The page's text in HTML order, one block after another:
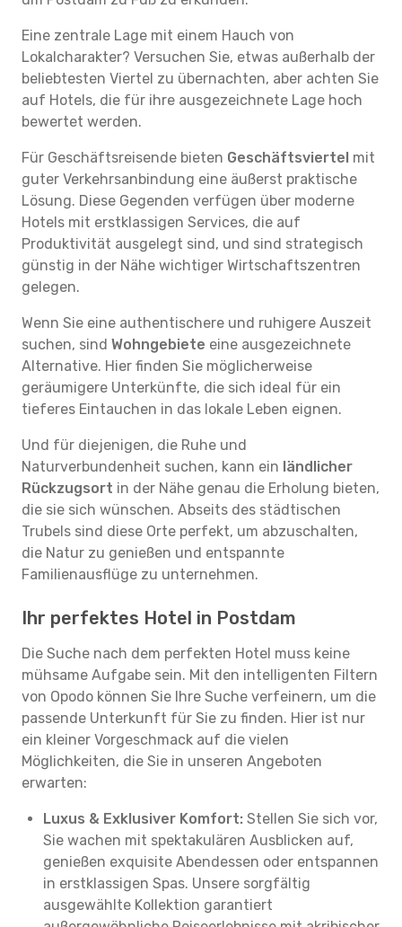
Eine zentrale Lage mit einem Hauch von
Lokalcharakter? Versuchen Sie, etwas außerhalb der
beliebtesten Viertel zu übernachten, aber achten Sie
auf Hotels, die für ihre ausgezeichnete Lage hoch
bewertet werden.
Für Geschäftsreisende bieten Geschäftsviertel mit
guter Verkehrsanbindung eine äußerst praktische
Lösung. Diese Gegenden verfügen über moderne
Hotels mit erstklassigen Services, die auf
Produktivität ausgelegt sind, und sind strategisch
günstig in der Nähe wichtiger Wirtschaftszentren
gelegen.
Wenn Sie eine authentischere und ruhigere Auszeit
suchen, sind Wohngebiete eine ausgezeichnete
Alternative. Hier finden Sie möglicherweise
geräumigere Unterkünfte, die sich ideal für ein
tieferes Eintauchen in das lokale Leben eignen.
Und für diejenigen, die Ruhe und
Naturverbundenheit suchen, kann ein ländlicher
Rückzugsort in der Nähe genau die Erholung bieten,
die sie sich wünschen. Abseits des städtischen
Trubels sind diese Orte perfekt, um abzuschalten,
die Natur zu genießen und entspannte
Familienausflüge zu unternehmen.
Ihr perfektes Hotel in Postdam
Die Suche nach dem perfekten Hotel muss keine
mühsame Aufgabe sein. Mit den intelligenten Filtern
von Opodo können Sie Ihre Suche verfeinern, um die
passende Unterkunft für Sie zu finden. Hier ist nur
ein kleiner Vorgeschmack auf die vielen
Möglichkeiten, die Sie in unseren Angeboten
erwarten:
Luxus & Exklusiver Komfort: Stellen Sie sich vor,
Sie wachen mit spektakulären Ausblicken auf,
genießen exquisite Abendessen oder entspannen
in erstklassigen Spas. Unsere sorgfältig
ausgewählte Kollektion garantiert